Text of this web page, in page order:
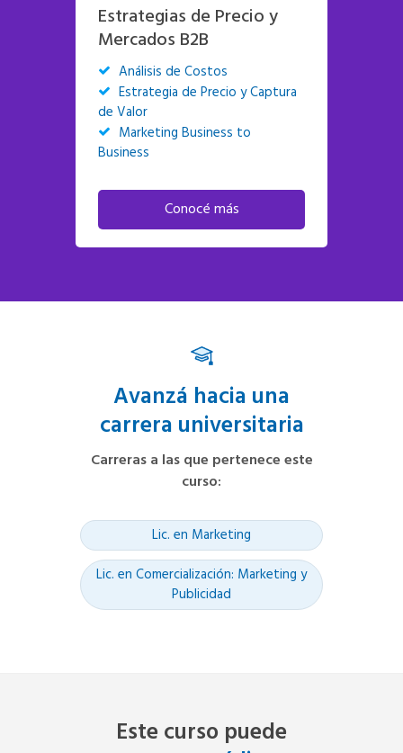
Estrategias de Precio y
Mercados B2B
Análisis de Costos
Estrategia de Precio y Captura
de Valor
Marketing Business to
Business
Conocé más
Avanzá hacia una
carrera universitaria
Carreras a las que pertenece este
curso:
Lic. en Marketing
Lic. en Comercialización: Marketing y
Publicidad
Este curso puede